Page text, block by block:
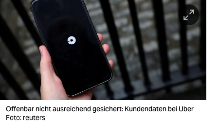
berlin
nord
wahrheit
verlag
verlag
Offenbar nicht ausreichend gesichert: Kundendaten bei Uber
Foto: reuters